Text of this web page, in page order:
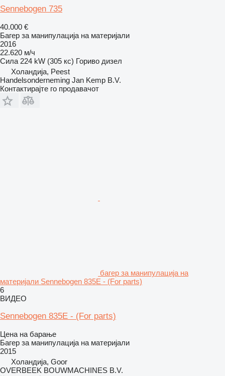
Sennebogen 735
40.000 €
Багер за манипулација на материјали
2016
22.620 м/ч
Сила 224 kW (305 кс) Гориво дизел
Холандија, Peest
Handelsonderneming Jan Kemp B.V.
Контактирајте го продавачот
багер за манипулација на
материјали Sennebogen 835E - (For parts)
6
ВИДЕО
Sennebogen 835E - (For parts)
Цена на барање
Багер за манипулација на материјали
2015
Холандија, Goor
OVERBEEK BOUWMACHINES B.V.